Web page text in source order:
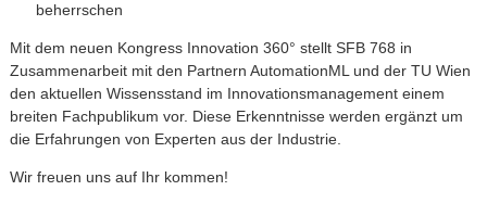
beherrschen
Mit dem neuen Kongress Innovation 360° stellt SFB 768 in
Zusammenarbeit mit den Partnern AutomationML und der TU Wien
den aktuellen Wissensstand im Innovationsmanagement einem
breiten Fachpublikum vor. Diese Erkenntnisse werden ergänzt um
die Erfahrungen von Experten aus der Industrie.
Wir freuen uns auf Ihr kommen!